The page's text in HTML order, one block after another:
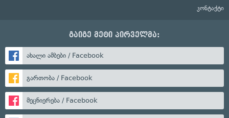
კონტაქტი
გაიგე მეტი პირველმა:
ახალი ამბები / Facebook
გართობა / Facebook
მეცნიერება / Facebook